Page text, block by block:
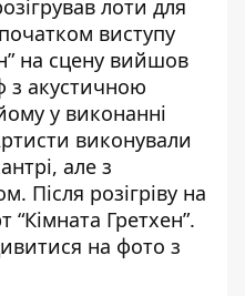
лоти для
виступу
на сцену вийшов
з акустичною
у виконанні
виконували
але з
Після розігріву на
Гретхен”.
на фото з